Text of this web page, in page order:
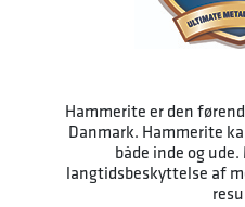
Hammerite er den
Danmark. Hammerite
både inde og
langtidsbeskyttelse af